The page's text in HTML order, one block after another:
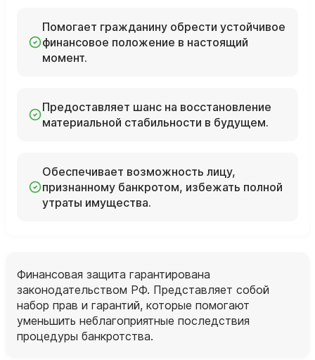
Помогает гражданину обрести устойчивое
финансовое положение в настоящий
момент.
Предоставляет шанс на восстановление
материальной стабильности в будущем.
Обеспечивает возможность лицу,
признанному банкротом, избежать полной
утраты имущества.
Финансовая защита гарантирована
законодательством РФ. Представляет собой
набор прав и гарантий, которые помогают
уменьшить неблагоприятные последствия
процедуры банкротства.